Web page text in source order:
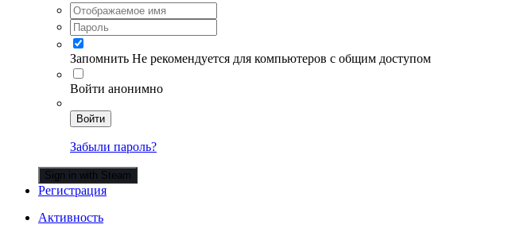
Запомнить Не рекомендуется для компьютеров с общим доступом
Войти анонимно
Войти
Забыли пароль?
Sign in with Steam
Регистрация
Активность